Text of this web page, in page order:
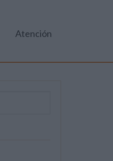
Atención